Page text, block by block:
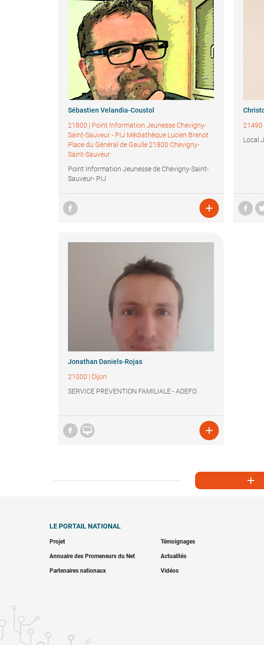
Sébastien Velandia-Coustol
21800 | Point Information Jeunesse Chevigny-
Saint-Sauveur - PIJ Médiathèque Lucien Brenot
Place du Général de Gaulle 21800 Chevigny-
Saint-Sauveur
Point Information Jeunesse de Chevigny-Saint-
Sauveur- PIJ

21490
Local
Jonathan Daniels-Rojas
21000 | Dijon
SERVICE PREVENTION FAMILIALE - ADEFO
 

LE PORTAIL NATIONAL
Projet Témoignages
Annuaire des Promeneurs du Net Actualités
Partenaires nationaux Vidéos